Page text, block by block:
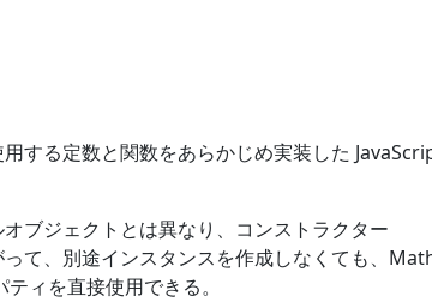
する定数と関数をあらかじめ実装した
ブジェクトとは異なり、コンストラクター
て、別途インスタンスを作成しなくても、
ィを直接使用できる。